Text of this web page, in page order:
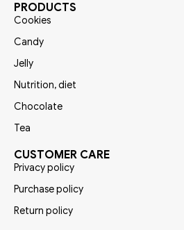
PRODUCTS
Cookies
Candy
Jelly
Nutrition, diet
Chocolate
Tea
CUSTOMER CARE
Privacy policy
Purchase policy
Return policy